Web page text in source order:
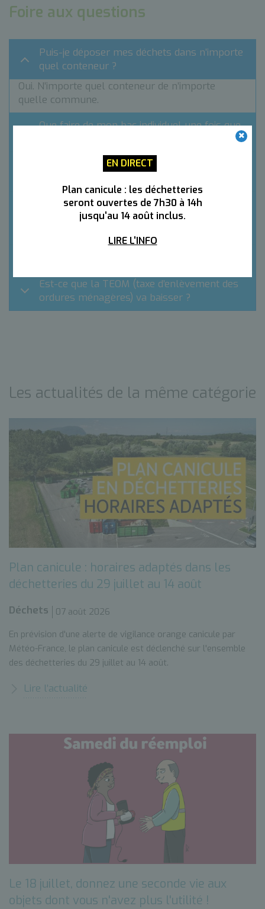
EN DIRECT
Plan canicule : les déchetteries
seront ouvertes de 7h30 à 14h
jusqu'au 14 août inclus.
LIRE L'INFO
Foire aux questions
Puis-je déposer mes déchets dans n’importe
quel conteneur ?
Oui. N’importe quel conteneur de n’importe
quelle commune.
Que faire de mon bac individuel une fois que
Que faire si le conteneur est plein, abîmé ou
Ma poubelle est cassée/je n’ai pas de
poubelle. Dois-je en acheter une en
Est-ce que la TEOM (taxe d’enlèvement des
ordures ménagères) va baisser ?
Les actualités de la même catégorie
Plan canicule : horaires adaptés dans les
déchetteries du 29 juillet au 14 août
Déchets
07 août 2026
En prévision d'une alerte de vigilance orange canicule par
Météo-France, le plan canicule est déclenché sur l'ensemble
des déchetteries du 29 juillet au 14 août.
Lire l’actualité
Le 18 juillet, donnez une seconde vie aux
objets dont vous n'avez plus l'utilité !